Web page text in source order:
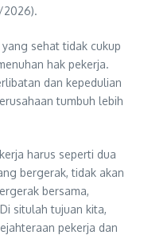
2026).
sehat tidak cukup
hak pekerja.
dan kepedulian
tumbuh lebih
harus seperti dua
bergerak, tidak akan
bersama,
situlah tujuan kita,
pekerja dan